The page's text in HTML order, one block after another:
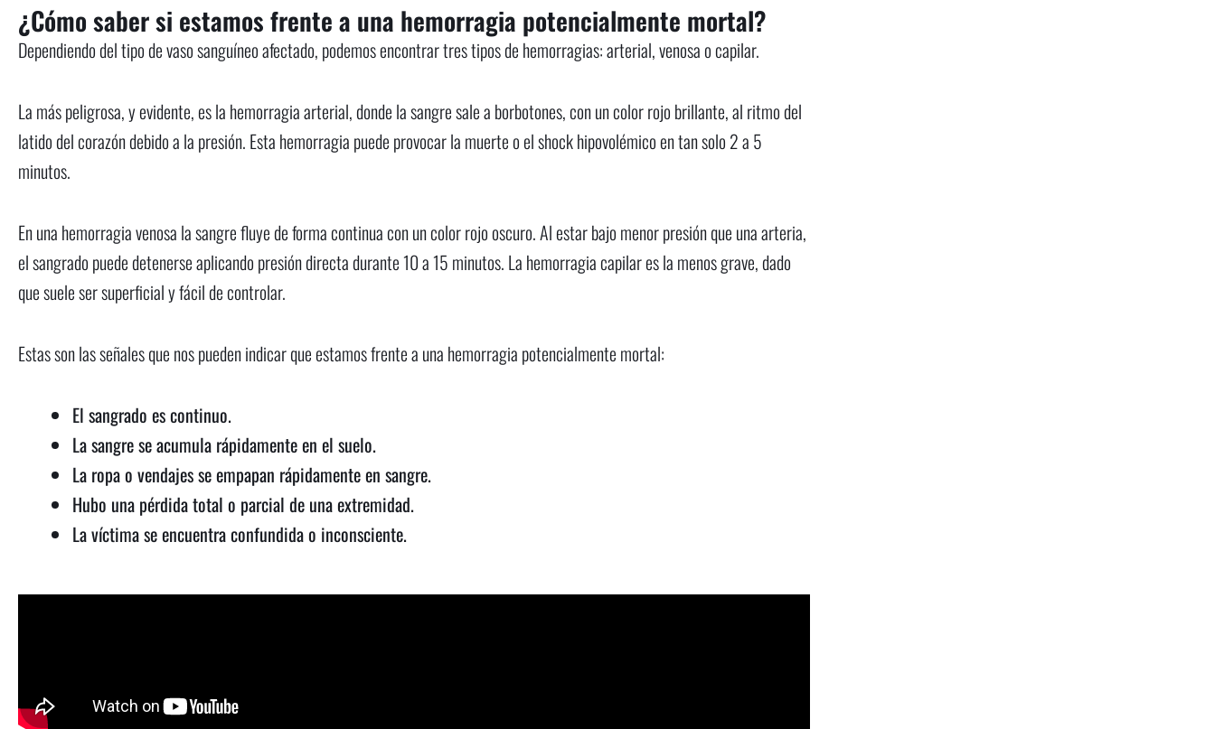
¿Cómo saber si estamos frente a una hemorragia potencialmente mortal?
Dependiendo del tipo de vaso sanguíneo afectado, podemos encontrar tres tipos de hemorragias: arterial, venosa o capilar.
La más peligrosa, y evidente, es la hemorragia arterial, donde la sangre sale a borbotones, con un color rojo brillante, al ritmo del
latido del corazón debido a la presión. Esta hemorragia puede provocar la muerte o el shock hipovolémico en tan solo 2 a 5
minutos.
En una hemorragia venosa la sangre fluye de forma continua con un color rojo oscuro. Al estar bajo menor presión que una arteria,
el sangrado puede detenerse aplicando presión directa durante 10 a 15 minutos. La hemorragia capilar es la menos grave, dado
que suele ser superficial y fácil de controlar.
Estas son las señales que nos pueden indicar que estamos frente a una hemorragia potencialmente mortal:
El sangrado es continuo.
La sangre se acumula rápidamente en el suelo.
La ropa o vendajes se empapan rápidamente en sangre.
Hubo una pérdida total o parcial de una extremidad.
La víctima se encuentra confundida o inconsciente.